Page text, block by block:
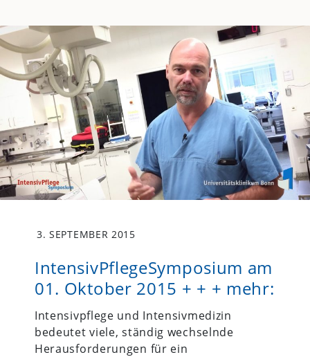
3. SEPTEMBER 2015
IntensivPflegeSymposium am
01. Oktober 2015 + + + mehr:
Intensivpflege und Intensivmedizin
bedeutet viele, ständig wechselnde
Herausforderungen für ein